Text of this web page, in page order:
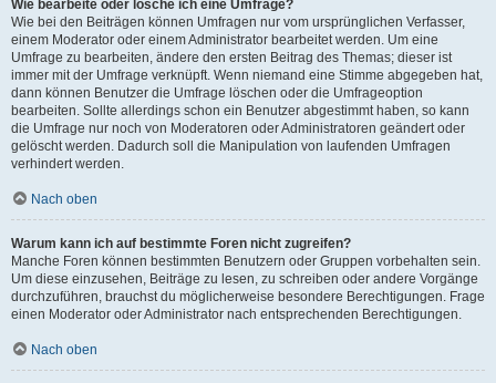
Wie bearbeite oder lösche ich eine Umfrage?
Wie bei den Beiträgen können Umfragen nur vom ursprünglichen Verfasser,
einem Moderator oder einem Administrator bearbeitet werden. Um eine
Umfrage zu bearbeiten, ändere den ersten Beitrag des Themas; dieser ist
immer mit der Umfrage verknüpft. Wenn niemand eine Stimme abgegeben hat,
dann können Benutzer die Umfrage löschen oder die Umfrageoption
bearbeiten. Sollte allerdings schon ein Benutzer abgestimmt haben, so kann
die Umfrage nur noch von Moderatoren oder Administratoren geändert oder
gelöscht werden. Dadurch soll die Manipulation von laufenden Umfragen
verhindert werden.
Nach oben
Warum kann ich auf bestimmte Foren nicht zugreifen?
Manche Foren können bestimmten Benutzern oder Gruppen vorbehalten sein.
Um diese einzusehen, Beiträge zu lesen, zu schreiben oder andere Vorgänge
durchzuführen, brauchst du möglicherweise besondere Berechtigungen. Frage
einen Moderator oder Administrator nach entsprechenden Berechtigungen.
Nach oben